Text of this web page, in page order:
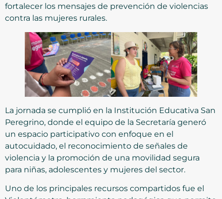
fortalecer los mensajes de prevención de violencias
contra las mujeres rurales.
La jornada se cumplió en la Institución Educativa San
Peregrino, donde el equipo de la Secretaría generó
un espacio participativo con enfoque en el
autocuidado, el reconocimiento de señales de
violencia y la promoción de una movilidad segura
para niñas, adolescentes y mujeres del sector.
Uno de los principales recursos compartidos fue el